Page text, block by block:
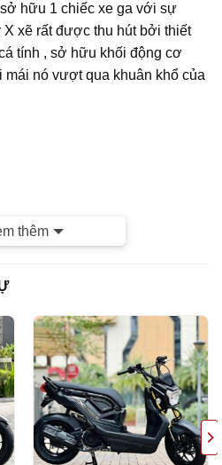
hữu 1 chiếc xe ga với sự
X xẽ rất được thu hút bởi thiết
tính , sở hữu khối động cơ
mái nó vượt qua khuân khổ của
hàng đầu tại Hà Nội, Bảo
bản , Đồ Zin theo xe
mua xe cửa hàng sau Mua Bán
thêm